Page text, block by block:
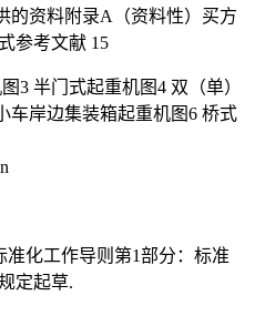
的资料附录A（资料性）买方
参考文献 15
3 半门式起重机图4 双（单）
车岸边集装箱起重机图6 桥式
准化工作导则第1部分：标准
定起草.